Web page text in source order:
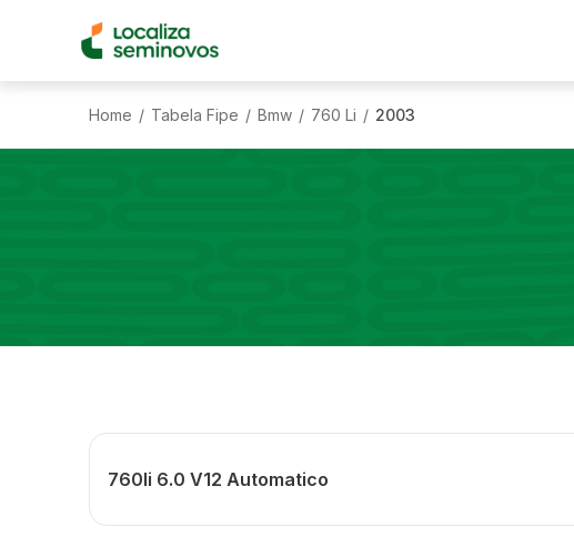
Home / Tabela Fipe / Bmw / 760 Li / 2003
760li 6.0 V12 Automatico